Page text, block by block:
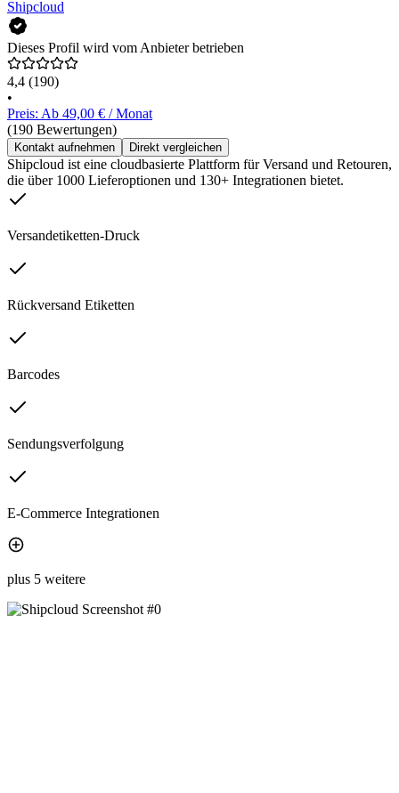
Shipcloud
Dieses Profil wird vom Anbieter betrieben
4,4 (190)
•
Preis: Ab 49,00 € / Monat
(190 Bewertungen)
Kontakt aufnehmen Direkt vergleichen
Shipcloud ist eine cloudbasierte Plattform für Versand und Retouren,
die über 1000 Lieferoptionen und 130+ Integrationen bietet.
Versandetiketten-Druck
Rückversand Etiketten
Barcodes
Sendungsverfolgung
E-Commerce Integrationen
plus 5 weitere